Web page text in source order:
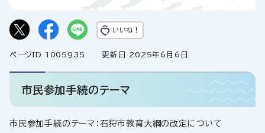
いいね！
ページID 1005935 更新日 2025年6月6日
市民参加手続のテーマ
市民参加手続のテーマ：石狩市教育大綱の改定について